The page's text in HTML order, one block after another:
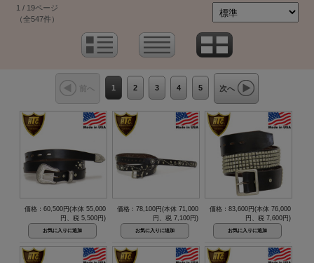
1 / 19ページ
（全547件）
前へ 1 2 3 4 5 次へ
価格：60,500円(本体 55,000
円、税 5,500円)
価格：78,100円(本体 71,000
円、税 7,100円)
価格：83,600円(本体 76,000
円、税 7,600円)